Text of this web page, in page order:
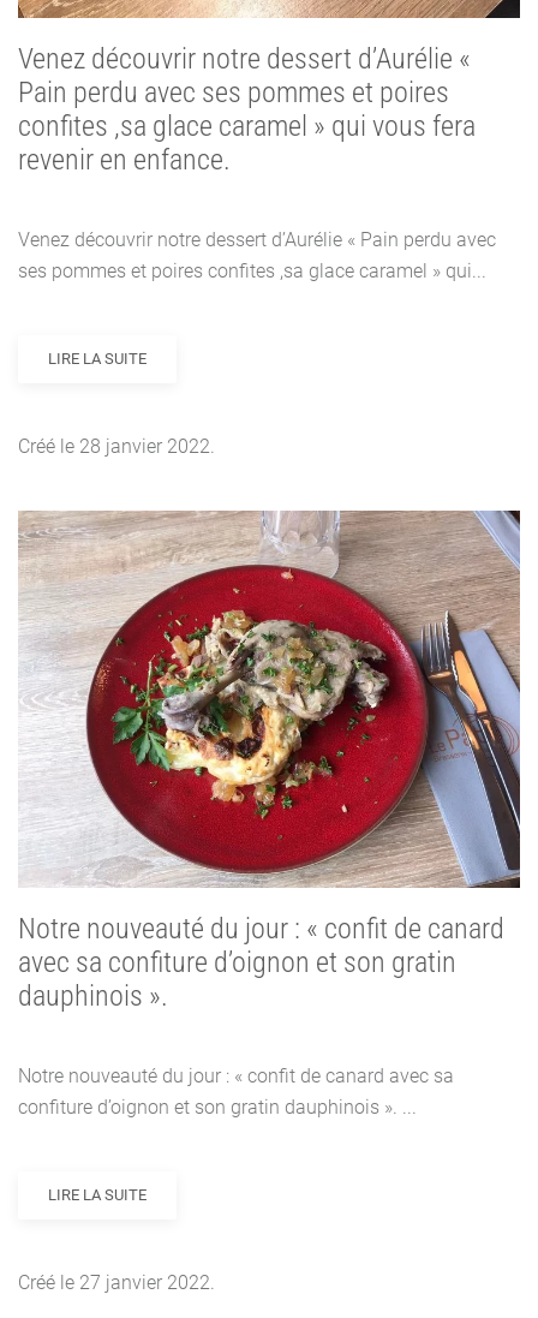
Venez découvrir notre dessert d’Aurélie «
Pain perdu avec ses pommes et poires
confites ,sa glace caramel » qui vous fera
revenir en enfance.
Venez découvrir notre dessert d’Aurélie « Pain perdu avec
ses pommes et poires confites ,sa glace caramel » qui...
LIRE LA SUITE
Créé le 28 janvier 2022.
Notre nouveauté du jour : « confit de canard
avec sa confiture d’oignon et son gratin
dauphinois ».
Notre nouveauté du jour : « confit de canard avec sa
confiture d’oignon et son gratin dauphinois ». ...
LIRE LA SUITE
Créé le 27 janvier 2022